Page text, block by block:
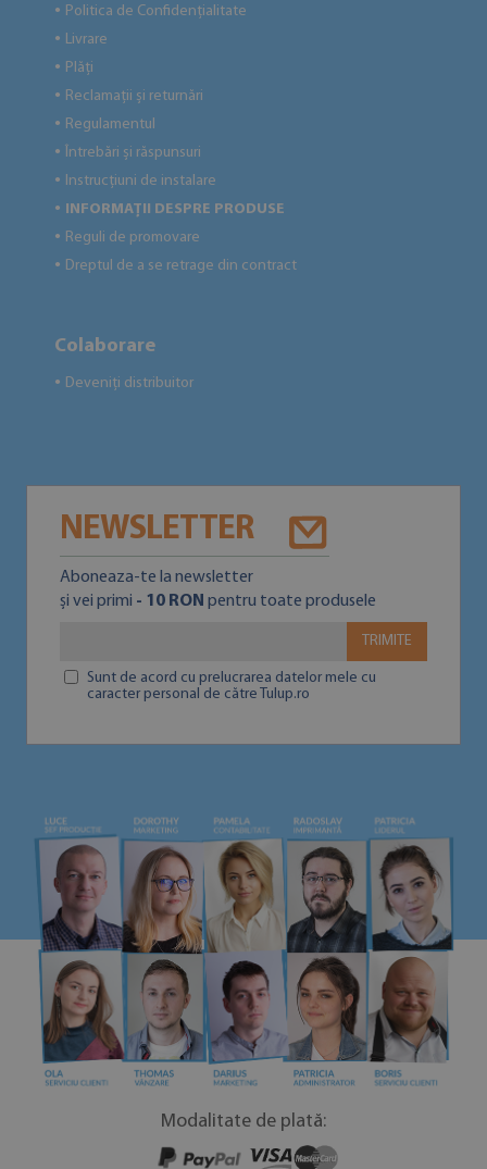
● Politica de Confidențialitate
● Livrare
● Plăți
● Reclamații și returnări
● Regulamentul
● Întrebări și răspunsuri
● Instrucțiuni de instalare
● INFORMAȚII DESPRE PRODUSE
● Reguli de promovare
● Dreptul de a se retrage din contract
Colaborare
● Deveniți distribuitor
NEWSLETTER
Aboneaza-te la newsletter
și vei primi - 10 RON pentru toate produsele
TRIMITE
Sunt de acord cu prelucrarea datelor mele cu
caracter personal de către Tulup.ro
Modalitate de plată: